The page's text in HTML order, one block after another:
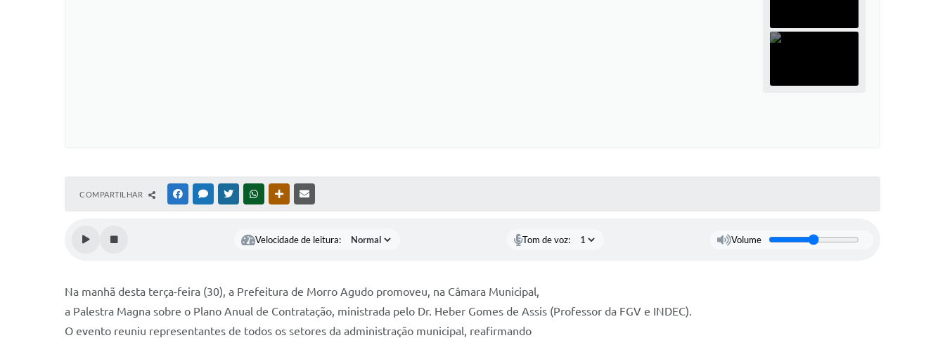
COMPARTILHAR FACEBOOKMESSENGER
TWITTERWHATSAPPOUTRAS MÍDIAS
Velocidade de leitura: Tom de voz: Volume
Na manhã desta terça-feira (30), a Prefeitura de Morro Agudo promoveu, na Câmara Municipal,
a Palestra Magna sobre o Plano Anual de Contratação, ministrada pelo Dr. Heber Gomes de Assis (Professor da FGV e INDEC).
O evento reuniu representantes de todos os setores da administração municipal, reafirmando